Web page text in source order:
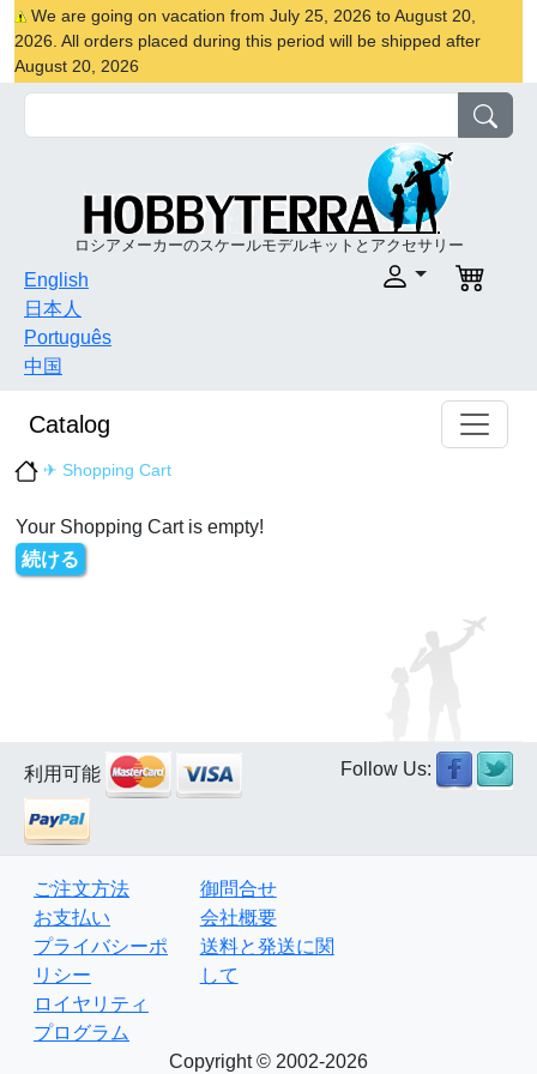
We are going on vacation from July 25, 2026 to August 20,
2026. All orders placed during this period will be shipped after
August 20, 2026
ロシアメーカーのスケールモデルキットとアクセサリー
English
日本人
Português
中国
Catalog
✈ Shopping Cart
Your Shopping Cart is empty!
続ける
利用可能 Follow Us:
ご注文方法
お支払い
プライバシーポ
リシー
ロイヤリティ
プログラム
御問合せ
会社概要
送料と発送に関
して
Copyright © 2002-2026